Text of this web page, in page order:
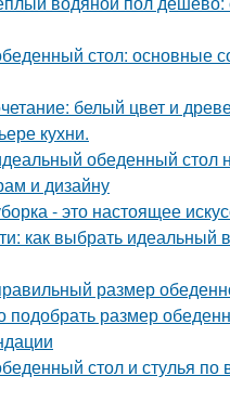
стол: основные
белый цвет и
кухни.
обеденный стол
и дизайну
- это настоящее
как выбрать идеальный
размер
подобрать размер
стол и стулья по